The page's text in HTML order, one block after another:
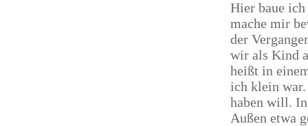
Hier baue
mache mir
der
wir als Kind
heißt in
ich klein
haben will.
Außen etwa